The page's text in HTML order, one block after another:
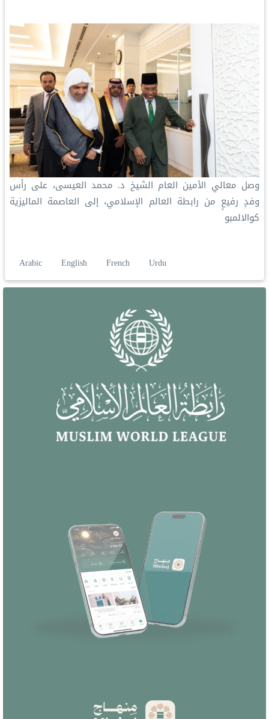
وصل معالي الأمين العام الشيخ د. محمد العيسى‬⁩، على رأس
وفدٍ رفيعٍ من رابطة العالم الإسلامي‬⁩، إلى العاصمة الماليزية
كوالالمبو
Arabic English French Urdu